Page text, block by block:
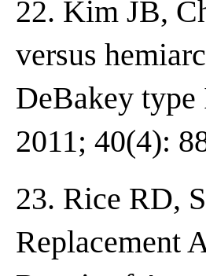
22. Kim JB,
versus
DeBakey type
2011; 40(4):
23. Rice RD,
Replacement